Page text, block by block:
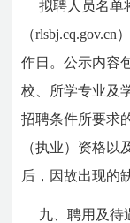
拟聘人员名单
（
作日。公示内容
校、所学专业及
招聘条件所要求
（执业）资格
后，因故出现的
九、聘用及待